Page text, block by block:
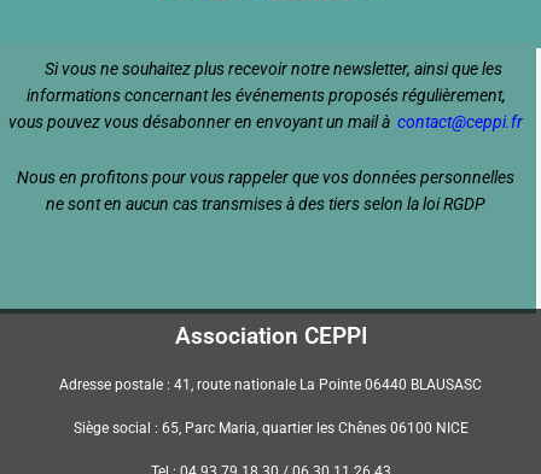
Si vous ne souhaitez plus recevoir notre newsletter, ainsi que les
informations concernant les événements proposés régulièrement,
vous pouvez vous désabonner en envoyant un mail à contact@ceppi.fr
Nous en profitons pour vous rappeler que vos données personnelles
ne sont en aucun cas transmises à des tiers selon la loi RGDP
Association CEPPI
Adresse postale : 41, route nationale La Pointe 06440 BLAUSASC
Siège social : 65, Parc Maria, quartier les Chênes 06100 NICE